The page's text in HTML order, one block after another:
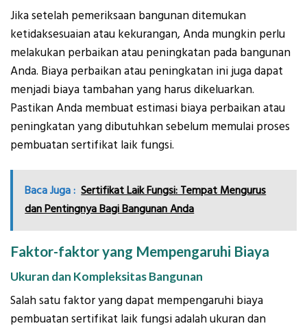
Jika setelah pemeriksaan bangunan ditemukan
ketidaksesuaian atau kekurangan, Anda mungkin perlu
melakukan perbaikan atau peningkatan pada bangunan
Anda. Biaya perbaikan atau peningkatan ini juga dapat
menjadi biaya tambahan yang harus dikeluarkan.
Pastikan Anda membuat estimasi biaya perbaikan atau
peningkatan yang dibutuhkan sebelum memulai proses
pembuatan sertifikat laik fungsi.
Baca Juga : Sertifikat Laik Fungsi: Tempat Mengurus
dan Pentingnya Bagi Bangunan Anda
Faktor-faktor yang Mempengaruhi Biaya
Ukuran dan Kompleksitas Bangunan
Salah satu faktor yang dapat mempengaruhi biaya
pembuatan sertifikat laik fungsi adalah ukuran dan